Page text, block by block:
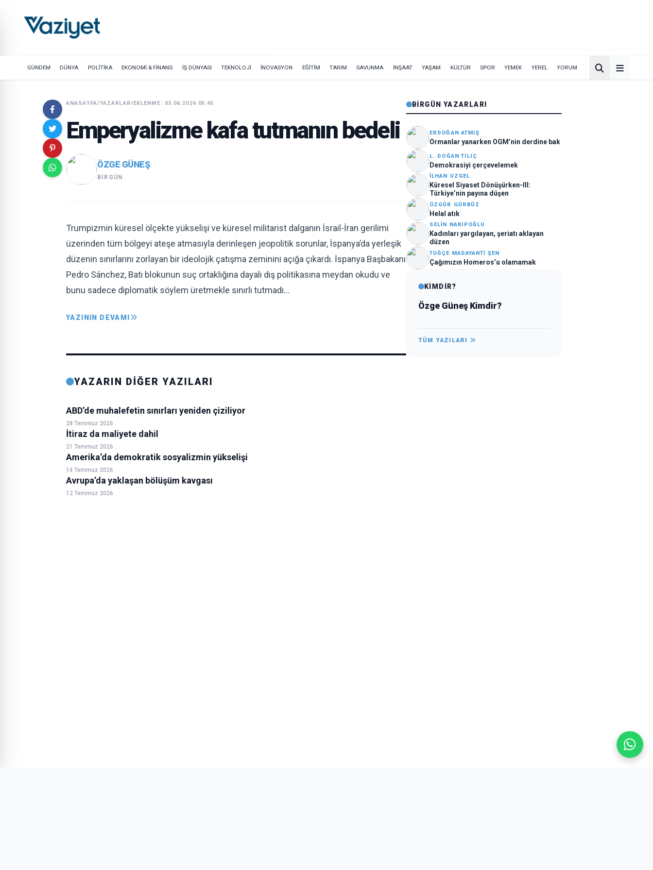
GÜNDEM DÜNYA POLİTİKA EKONOMİ & FİNANS İŞ DÜNYASI TEKNOLOJİ İNOVASYON EĞİTİM TARIM SAVUNMA İNŞAAT YAŞAM KÜLTÜR SPOR YEMEK YEREL YORUM
ANASAYFA/YAZARLAR/EKLENME: 03.06.2026 05:45
Emperyalizme kafa tutmanın bedeli
ÖZGE GÜNEŞ
BIRGÜN
Trumpizmin küresel ölçekte yükselişi ve küresel militarist dalganın İsrail-İran gerilimi
üzerinden tüm bölgeyi ateşe atmasıyla derinleşen jeopolitik sorunlar, İspanya’da yerleşik
düzenin sınırlarını zorlayan bir ideolojik çatışma zeminini açığa çıkardı. İspanya Başbakanı
Pedro Sánchez, Batı blokunun suç ortaklığına dayalı dış politikasına meydan okudu ve
bunu sadece diplomatik söylem üretmekle sınırlı tutmadı…
YAZININ DEVAMI
YAZARIN DİĞER YAZILARI
ABD’de muhalefetin sınırları yeniden çiziliyor
28 Temmuz 2026
İtiraz da maliyete dahil
21 Temmuz 2026
Amerika’da demokratik sosyalizmin yükselişi
14 Temmuz 2026
Avrupa’da yaklaşan bölüşüm kavgası
12 Temmuz 2026
BIRGÜN YAZARLARI
ERDOĞAN ATMIŞ
Ormanlar yanarken OGM’nin derdine bak
L. DOĞAN TILIÇ
Demokrasiyi çerçevelemek
İLHAN UZGEL
Küresel Siyaset Dönüşürken-III:
Türkiye’nin payına düşen
ÖZGÜR GÜRBÜZ
Helal atık
SELIN NAKIPOĞLU
Kadınları yargılayan, şeriatı aklayan
düzen
TUĞÇE MADAYANTI ŞEN
Çağımızın Homeros’u olamamak
KİMDİR?
Özge Güneş Kimdir?
TÜM YAZILARI